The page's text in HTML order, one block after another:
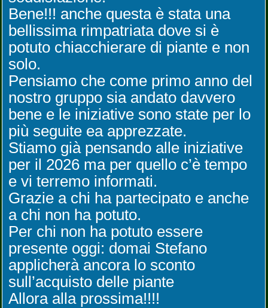
Bene!!! anche questa è stata una
bellissima rimpatriata dove si è
potuto chiacchierare di piante e non
solo.
Pensiamo che come primo anno del
nostro gruppo sia andato davvero
bene e le iniziative sono state per lo
più seguite ea apprezzate.
Stiamo già pensando alle iniziative
per il 2026 ma per quello c’è tempo
e vi terremo informati.
Grazie a chi ha partecipato e anche
a chi non ha potuto.
Per chi non ha potuto essere
presente oggi: domai Stefano
applicherà ancora lo sconto
sull’acquisto delle piante
Allora alla prossima!!!!